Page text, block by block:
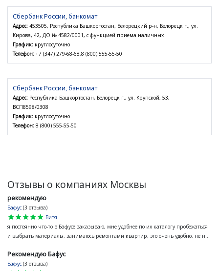
Сбербанк России, банкомат
Адрес: 453505, Республика Башкортостан, Белорецкий р-н, Белорецк г., ул.
Кирова, 42, ДО № 4582/0001, с функцией приема наличных
График: круглосуточно
Телефон: +7 (347) 279-68-68,8 (800) 555-55-50
Сбербанк России, банкомат
Адрес: Республика Башкортостан, Белорецк г., ул. Крупской, 53,
ВСП8598/0308
График: круглосуточно
Телефон: 8 (800) 555-55-50
Отзывы о компаниях Москвы
рекомендую
Бафус (3 отзыва)
star
star
star
star
star
Витя
я постоянно что-то в Бафусе заказываю, мне удобнее по их каталогу пробежаться
и выбрать материалы, занимаюсь ремонтами квартир, это очень удобно, не н...
Рекомендую Бафус
Бафус (3 отзыва)